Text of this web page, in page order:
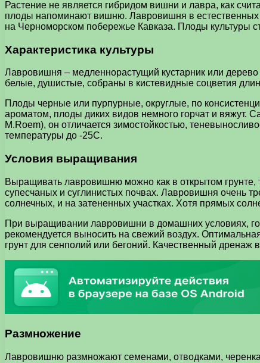
Растение не является гибридом вишни и лавра, как
плоды напоминают вишню. Лавровишня в естественных
на Черноморском побережье Кавказа. Плоды культуры
Характеристика культуры
Лавровишня – медленнорастущий кустарник или
белые, душистые, собраны в кистевидные соцветия
Плоды черные или пурпурные, округлые, по
ароматом, плоды диких видов немного горчат и вяжут.
M.Roem), он отличается зимостойкостью,
температуры до -25С.
Условия выращивания
Выращивать лавровишню можно как в открытом грунте,
супесчаных и суглинистых почвах. Лавровишня очень
солнечных, и на затененных участках. Хотя прямых
При выращивании лавровишни в домашних условиях,
рекомендуется выносить на свежий воздух.
грунт для сенполий или бегоний. Качественный дренаж
Размножение
Лавровишню размножают семенами, отводками,